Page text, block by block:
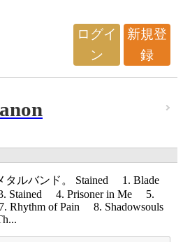
ログイ
ン
新規登
録
タルバンド。 Stained 1. Blade
Stained 4. Prisoner in Me 5.
of Pain 8. Shadowsouls